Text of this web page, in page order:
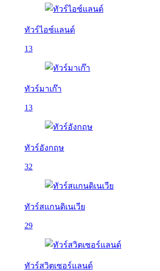
ทัวร์ไอซ์แลนด์
13
ทัวร์มาเก๊า
13
ทัวร์อังกฤษ
32
ทัวร์สแกนดิเนเวีย
29
ทัวร์สวิตเซอร์แลนด์